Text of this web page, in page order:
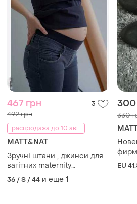
467 грн 3
492 грн
распродажа до 10 авг.
MATT&NAT
Зручні штани , джинси для
вагітних maternity
superskinny
36 / S / 44 и еще 1
300
330
EU